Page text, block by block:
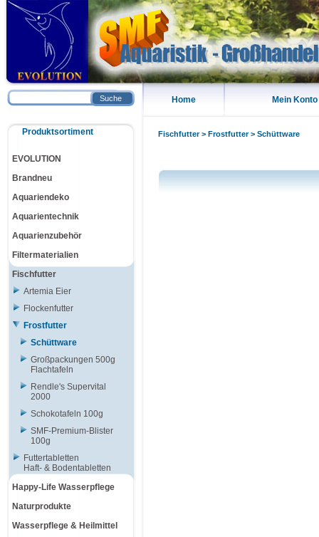
Home Mein Konto
Fischfutter> Frostfutter> Schüttware
Suche
Produktsortiment
EVOLUTION
Brandneu
Aquariendeko
Aquarientechnik
Aquarienzubehör
Filtermaterialien
Fischfutter
Artemia Eier
Flockenfutter
Frostfutter
Schüttware
Großpackungen 500g
Flachtafeln
Rendle's Supervital
2000
Schokotafeln 100g
SMF-Premium-Blister
100g
Futtertabletten
Haft- & Bodentabletten
Happy-Life Wasserpflege
Naturprodukte
Wasserpflege & Heilmittel